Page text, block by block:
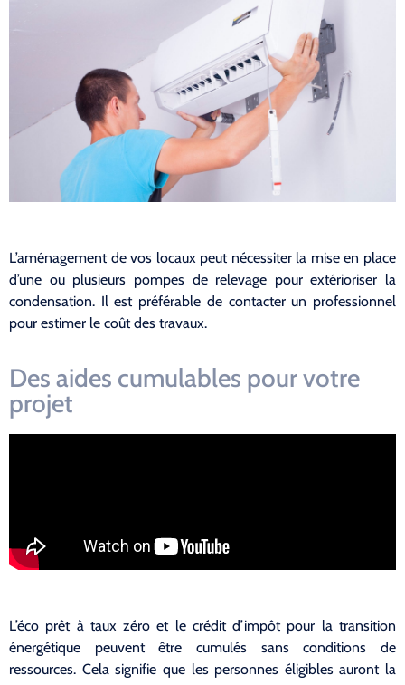
L’aménagement de vos locaux peut nécessiter la mise en place
d’une ou plusieurs pompes de relevage pour extérioriser la
condensation. Il est préférable de contacter un professionnel
pour estimer le coût des travaux.
Des aides cumulables pour votre
projet
L’éco prêt à taux zéro et le crédit d’impôt pour la transition
énergétique peuvent être cumulés sans conditions de
ressources. Cela signifie que les personnes éligibles auront la